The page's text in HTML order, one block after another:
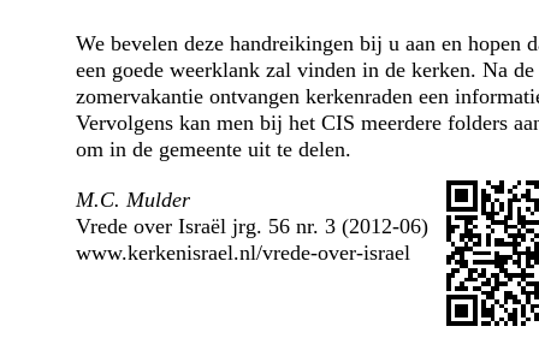
We bevelen deze handreikingen bij u aan en hopen
een goede weerklank zal vinden in de kerken. Na de
zomervakantie ontvangen kerkenraden een
Vervolgens kan men bij het CIS meerdere folders
om in de gemeente uit te delen.
M.C. Mulder
Vrede over Israël jrg. 56 nr. 3 (2012-06)
www.kerkenisrael.nl/vrede-over-israel